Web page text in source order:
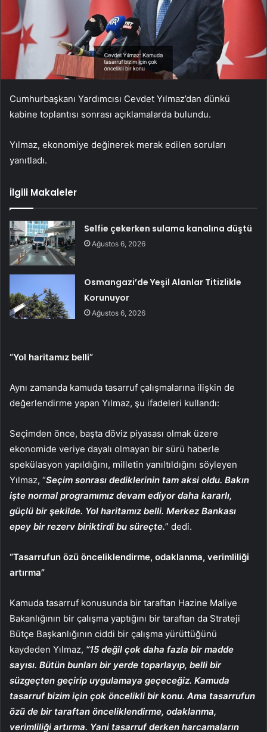
Cumhurbaşkanı Yardımcısı Cevdet Yılmaz’dan dünkü
kabine toplantısı sonrası açıklamalarda bulundu.
Yılmaz, ekonomiye değinerek merak edilen soruları
yanıtladı.
İlgili Makaleler
Selfie çekerken sulama kanalına düştü
Ağustos 6, 2026
Osmangazi’de Yeşil Alanlar Titizlikle
Korunuyor
Ağustos 6, 2026
“Yol haritamız belli”
Aynı zamanda kamuda tasarruf çalışmalarına ilişkin de
değerlendirme yapan Yılmaz, şu ifadeleri kullandı:
Seçimden önce, başta döviz piyasası olmak üzere
ekonomide veriye dayalı olmayan bir sürü haberle
spekülasyon yapıldığını, milletin yanıltıldığını söyleyen
Yılmaz, “Seçim sonrası dediklerinin tam aksi oldu. Bakın
işte normal programımız devam ediyor daha kararlı,
güçlü bir şekilde. Yol haritamız belli. Merkez Bankası
epey bir rezerv biriktirdi bu süreçte.” dedi.
“Tasarrufun özü önceliklendirme, odaklanma, verimliliği
artırma”
Kamuda tasarruf konusunda bir taraftan Hazine Maliye
Bakanlığının bir çalışma yaptığını bir taraftan da Strateji
Bütçe Başkanlığının ciddi bir çalışma yürüttüğünü
kaydeden Yılmaz, “15 değil çok daha fazla bir madde
sayısı. Bütün bunları bir yerde toparlayıp, belli bir
süzgeçten geçirip uygulamaya geçeceğiz. Kamuda
tasarruf bizim için çok öncelikli bir konu. Ama tasarrufun
özü de bir taraftan önceliklendirme, odaklanma,
verimliliği artırma. Yani tasarruf derken harcamaların